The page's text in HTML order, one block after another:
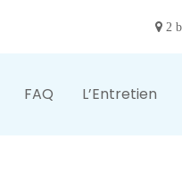
2
FAQ L’Entretien